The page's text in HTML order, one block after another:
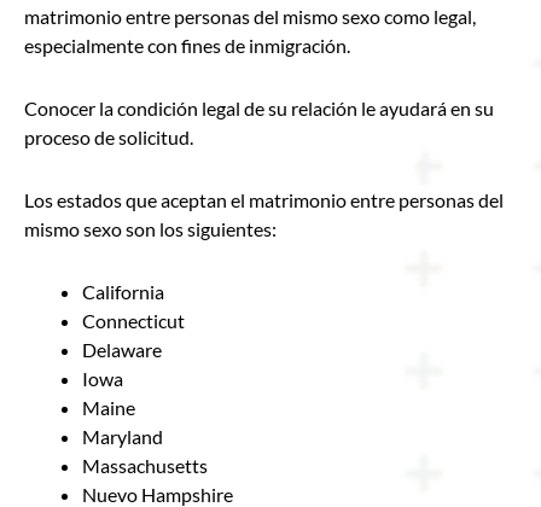
matrimonio entre personas del mismo sexo como legal,
especialmente con fines de inmigración.
Conocer la condición legal de su relación le ayudará en su
proceso de solicitud.
Los estados que aceptan el matrimonio entre personas del
mismo sexo son los siguientes:
California
Connecticut
Delaware
Iowa
Maine
Maryland
Massachusetts
Nuevo Hampshire